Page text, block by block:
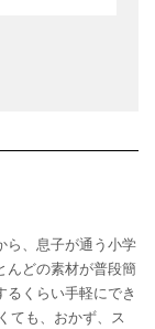
ら、息子が通う小学
んどの素材が普段簡
くらい手軽にでき
ても、おかず、ス